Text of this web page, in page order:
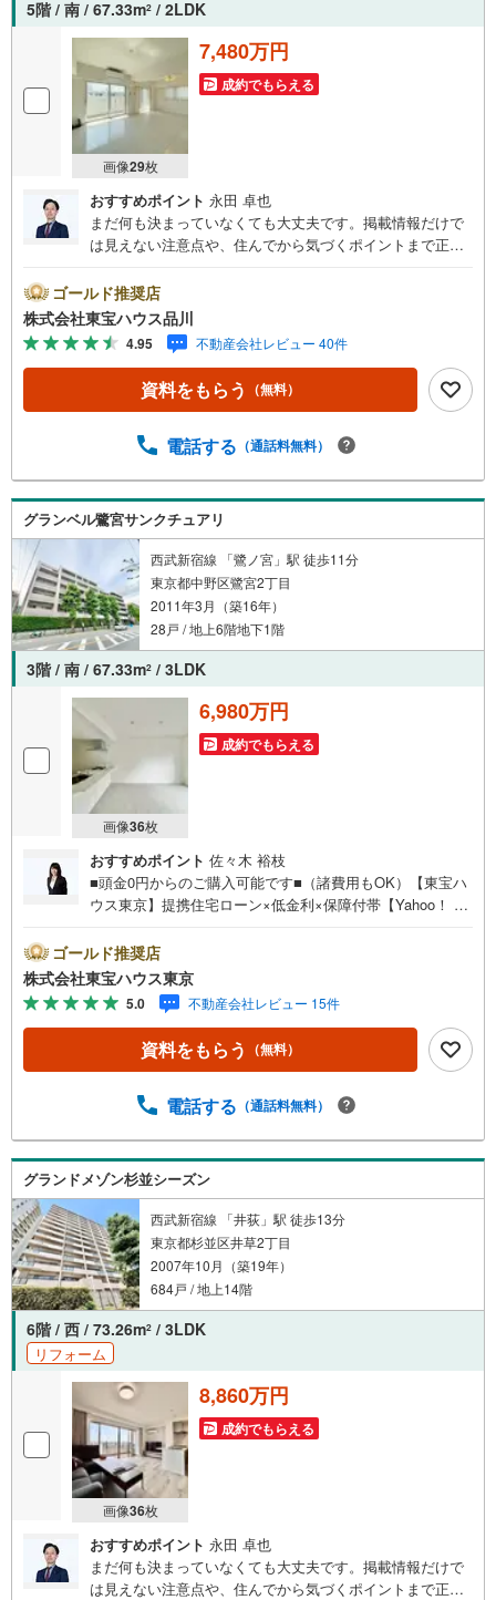
5階 / 南 / 67.33m2 / 2LDK
画像29枚
7,480万円
成約でもらえる
おすすめポイント 永田 卓也
まだ何も決まっていなくても大丈夫です。掲載情報だけで
は見えない注意点や、住んでから気づくポイントまで正直
とも包み隠さずお伝えし、「納得して選ぶ」ためのサポー
トを大切にしています。現地でしか分からないリアルな情
報も含めて、一緒に後悔しない住まい探しを進めていきま
しょう。まずはお気軽にご相談ください。【Yahoo！ 不動
産キャンペーン対象店舗】当店で物件を成約するとPayPay
ボーナスライトがもらえる「Yahoo！ 不動産 物件ご成約キ
予約をする」ボタンからお問い合わせください。※必ずYah
スライトは出金と譲渡はできません。ご案内・詳細な資料
のご請求はお気軽にどうぞ♪お電話でのお問い合わせも常
時受け付けております！お気軽にお問い合わせください。
ゴールド推奨店
株式会社東宝ハウス品川
4.95 不動産会社レビュー 40件
資料をもらう （無料）
電話する （通話料無料）
グランベル鷺宮サンクチュアリ
西武新宿線 「鷺ノ宮」駅 徒歩11分
東京都中野区鷺宮2丁目
2011年3月（築16年）
28戸 / 地上6階地下1階
3階 / 南 / 67.33m2 / 3LDK
画像36枚
6,980万円
成約でもらえる
おすすめポイント 佐々木 裕枝
■頭金0円からのご購入可能です■（諸費用もOK）【東宝ハ
ウス東京】提携住宅ローン×低金利×保障付帯【Yahoo！ 不
ayボーナスライトがもらえる「Yahoo！ 不動産 物件ご成約
キャンペーン」の対象になります。「資料をもらう」「見
学予約をする」ボタンからお問い合わせください。※必ずY
ahoo！ JAPAN IDでログインしてください。※PayPayボー
ナスライトは出金と譲渡はできません。ご案内・詳細な資
料のご請求はお気軽にどうぞ♪お電話でのお問い合わせも
ゴールド推奨店
株式会社東宝ハウス東京
5.0 不動産会社レビュー 15件
資料をもらう （無料）
電話する （通話料無料）
グランドメゾン杉並シーズン
西武新宿線 「井荻」駅 徒歩13分
東京都杉並区井草2丁目
2007年10月（築19年）
684戸 / 地上14階
6階 / 西 / 73.26m2 / 3LDK
リフォーム
画像36枚
8,860万円
成約でもらえる
おすすめポイント 永田 卓也
まだ何も決まっていなくても大丈夫です。掲載情報だけで
は見えない注意点や、住んでから気づくポイントまで正直